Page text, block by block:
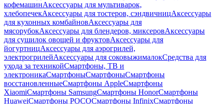
кофемашинАксессуары для мультиварок,
хлебопечекАксессуары для тостеров, сэндвичницАксессуары
для кухонных комбайновАксессуары для
мясорубокАксессуары для блендеров, миксеровАксессуары
для сушилок овощей и фруктовАксессуары для
йогуртницАксессуары для аэрогрилей,
электрогрилейАксессуары для соковыжималокСредства для
ухода за техникойСмартфоны, ТВ и
электроникаСмартфоныСмартфоныСмартфоны
восстановленныеСмартфоны AppleСмартфоны
XiaomiСмартфоны SamsungСмартфоны HonorСмартфоны
HuaweiСмартфоны POCOСмартфоны InfinixСмартфоны